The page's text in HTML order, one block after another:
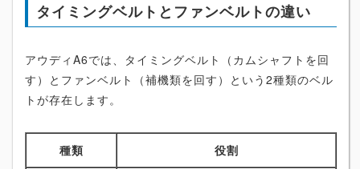
タイミングベルトとファンベルトの違い
アウディA6では、タイミングベルト（カムシャフトを回
す）とファンベルト（補機類を回す）という2種類のベル
トが存在します。
種類 役割